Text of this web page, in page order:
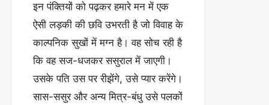
इन पंक्तियों को पढ़कर हमारे मन में एक
ऐसी लड़की की छवि उभरती है जो विवाह के
काल्पनिक सुखों में मग्न है। वह सोच रही है
कि वह सज-धजकर ससुराल में जाएगी।
उसके पति उस पर रीझेंगे, उसे प्यार करेंगे।
सास-ससुर और अन्य मित्र-बंधु उसे पलकों